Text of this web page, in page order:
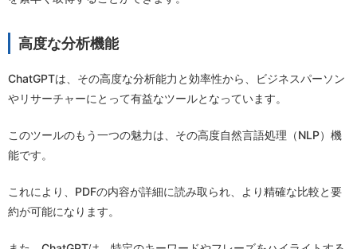
高度な分析機能
ChatGPTは、その高度な分析能力と効率性から、ビジネスパーソン
やリサーチャーにとって有益なツールとなっています。
このツールのもう一つの魅力は、その高度自然言語処理（NLP）機
能です。
これにより、PDFの内容が詳細に読み取られ、より精確な比較と要
約が可能になります。